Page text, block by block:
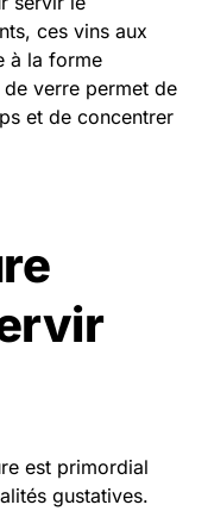
ces vins aux
à la forme
verre permet de
et de concentrer
est primordial
gustatives.